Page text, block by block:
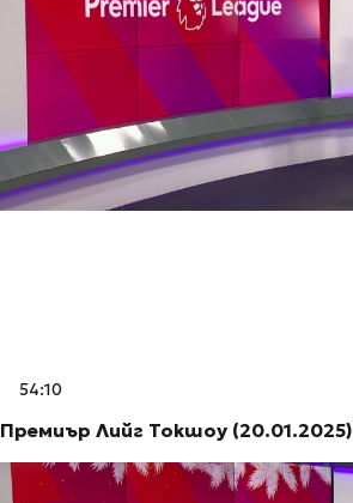
54:10
Премиър Лийг Токшоу (20.01.2025)